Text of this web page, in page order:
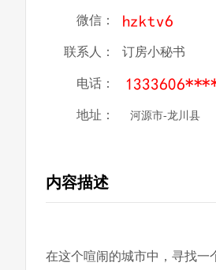
微信：
联系人： 订房小秘书
电话：
地址： 河源市-龙川县
内容描述
在这个喧闹的城市中，寻找一